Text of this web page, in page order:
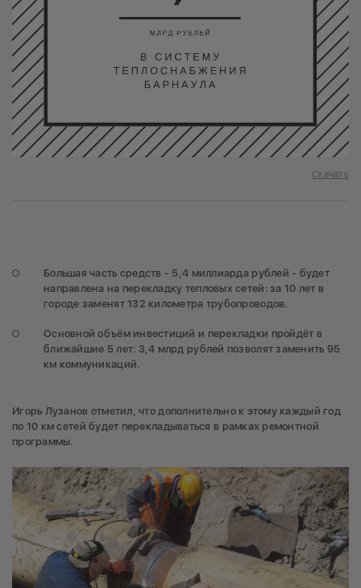
Скачать
Большая часть средств - 5,4 миллиарда рублей - будет
направлена на перекладку тепловых сетей: за 10 лет в
городе заменят 132 километра трубопроводов.
Основной объём инвестиций и перекладки пройдёт в
ближайшие 5 лет: 3,4 млрд рублей позволят заменить 95
км коммуникаций.
Игорь Лузанов отметил, что дополнительно к этому каждый год
по 10 км сетей будет перекладываться в рамках ремонтной
программы.